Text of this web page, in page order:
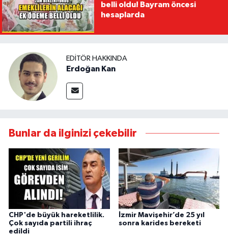
belli oldu! Bayram öncesi
hesaplarda
EDITÖR HAKKINDA
Erdoğan Kan
Bunlar da ilginizi çekebilir
CHP'de büyük hareketlilik.
Çok sayıda partili ihraç
edildi
İzmir Mavişehir’de 25 yıl
sonra karides bereketi